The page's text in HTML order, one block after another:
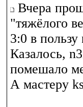
Вчера
"тяжёлого
3:0 в
Казалось,
помешало
А мастеру